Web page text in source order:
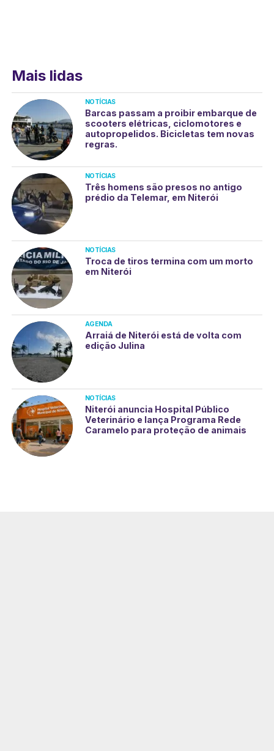
Mais lidas
NOTÍCIAS
Barcas passam a proibir embarque de
scooters elétricas, ciclomotores e
autopropelidos. Bicicletas tem novas
regras.
NOTÍCIAS
Três homens são presos no antigo
prédio da Telemar, em Niterói
NOTÍCIAS
Troca de tiros termina com um morto
em Niterói
AGENDA
Arraiá de Niterói está de volta com
edição Julina
NOTÍCIAS
Niterói anuncia Hospital Público
Veterinário e lança Programa Rede
Caramelo para proteção de animais